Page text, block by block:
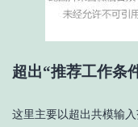
超出“推荐工作条
这里主要以超出共模输入